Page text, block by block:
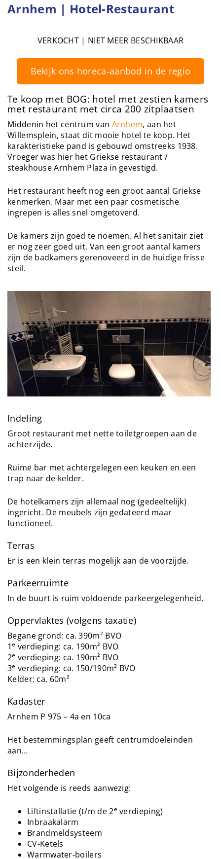
Arnhem | Hotel-Restaurant
VERKOCHT | NIET MEER BESCHIKBAAR
Bekijk ons horeca‑aanbod in de regio
Te koop met BOG: hotel met zestien kamers
met restaurant met circa 200 zitplaatsen
Middenin het centrum van Arnhem, aan het
Willemsplein, staat dit mooie hotel te koop. Het
karakteristieke pand is gebouwd omstreeks 1938.
Vroeger was hier het Griekse restaurant /
steakhouse Arnhem Plaza in gevestigd.
Het restaurant heeft nog een groot aantal Griekse
kenmerken. Maar met een paar cosmetische
ingrepen is alles snel omgetoverd.
De kamers zijn goed te noemen. Al het sanitair ziet
er nog zeer goed uit. Van een groot aantal kamers
zijn de badkamers gerenoveerd in de huidige frisse
steil.
Indeling
Groot restaurant met nette toiletgroepen aan de
achterzijde.
Ruime bar met achtergelegen een keuken en een
trap naar de kelder.
De hotelkamers zijn allemaal nog (gedeeltelijk)
ingericht. De meubels zijn gedateerd maar
functioneel.
Terras
Er is een klein terras mogelijk aan de voorzijde.
Parkeerruimte
In de buurt is ruim voldoende parkeergelegenheid.
Oppervlaktes (volgens taxatie)
Begane grond: ca. 390m² BVO
1e verdieping: ca. 190m² BVO
2e verdieping: ca. 190m² BVO
3e verdieping: ca. 150/190m² BVO
Kelder: ca. 60m²
Kadaster
Arnhem P 975 – 4a en 10ca
Het bestemmingsplan geeft centrumdoeleinden
aan…
Bijzonderheden
Het volgende is reeds aanwezig:
Liftinstallatie (t/m de 2everdieping)
Inbraakalarm
Brandmeldsysteem
CV-Ketels
Warmwater-boilers